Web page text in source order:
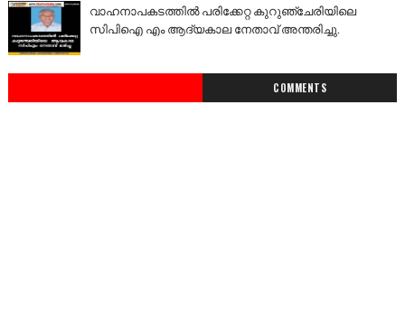
വാഹനാപകടത്തിൽ പരിക്കേറ്റ കുറുഞ്ചേരിയിലെ
സിപിഐ എം ആദ്യകാല നേതാവ് അന്തരിച്ചു.
COMMENTS